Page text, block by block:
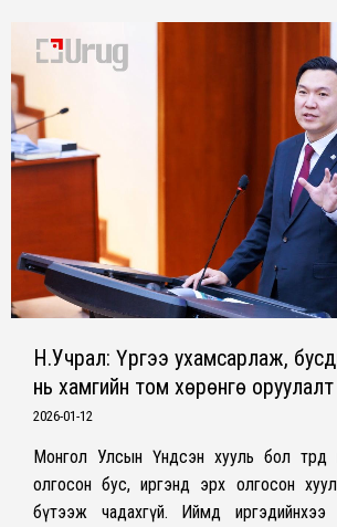
Н.Учрал: Үүргээ ухамсарлаж,
нь хамгийн том хөрөнгө оруулалт
2026-01-12
Монгол Улсын Үндсэн хууль бол
олгосон бус, иргэнд эрх олгосон
бүтээж чадахгүй. Иймд иргэдийнхээ